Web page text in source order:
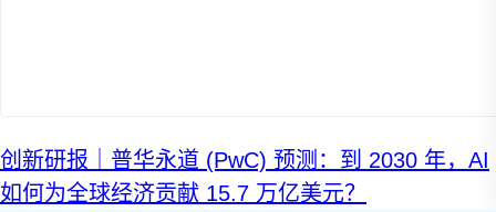
AI+增长战略工作坊
AI+品牌增长工作坊
AI+销售增长工作坊
创新研报｜普华永道 (PwC) 预测：到 2030 年，AI
如何为全球经济贡献 15.7 万亿美元？